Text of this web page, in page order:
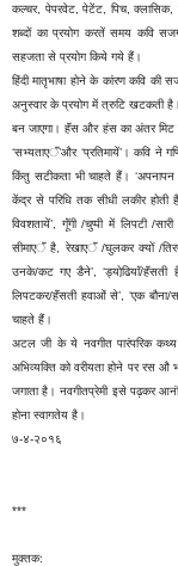
कल्चर, पेपरवेट, पेटेंट, पिच, क्लासिक,
शब्दों का प्रयोग करतें समय कवि
सहजता से प्रयोग किये गये हैं।
हिंदी मातृभाषा होने के कांरण कवि
अनुस्वार के प्रयोग में त्रुटि खटकती है।
बन जाएगा। हॅंस और हंस का अंतर मिट
‘सभ्यताएॅं’और ‘प्रतिमायें’। कवि ने
किंतु सटीकता भी चाहते हैं।
केंद्र से परिधि तक सीधी लकीर होती
विवशतायें’, गूॅंगी /चुप्पी में लिपटी /
सीमाएॅं है, रेखाएॅं /घुलकर क्यों /
उनके/कट गए डैने’, ‘ड्योढि़याॅं/
लिपटकर/हॅंसती हवाओं से’, ‘एक
चाहते हैं।
अटल जी के ये नवगीत पारंपरिक
अभिव्यक्ति को वरीयता होने पर रस
जगाता है। नवगीतप्रेमी इसे पढ़कर
होना स्वागतेय है।
७-४-२०१६
***
मुक्तक: